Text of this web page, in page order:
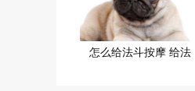
怎么给法斗按摩 给法